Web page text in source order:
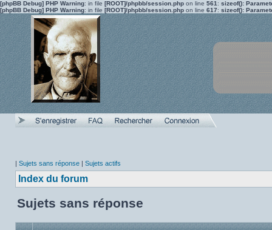
[phpBB Debug] PHP Warning: in file [ROOT]/phpbb/session.php on line 561 : sizeof():
[phpBB Debug] PHP Warning: in file [ROOT]/phpbb/session.php on line 617: sizeof():
| Sujets sans réponse | Sujets actifs
Index du forum
Sujets sans réponse